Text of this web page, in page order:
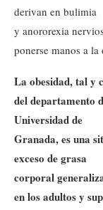
derivan en bulimia
y anororexia
ponerse manos a la
La obesidad, tal y
del departamento
Universidad de
Granada, es una
exceso de grasa
corporal
en los adultos y